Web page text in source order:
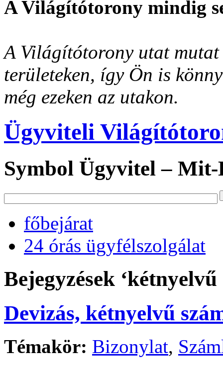
A Világítótorony mindig
A Világítótorony utat
területeken, így Ön is
még ezeken az utakon.
Ügyviteli
Symbol Ügyvitel – Mit-
főbejárat
24 órás ügyfélszolgálat
Bejegyzések
Devizás, kétnyelvű
Témakör: Bizonylat,